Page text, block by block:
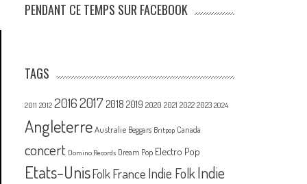
PENDANT CE TEMPS SUR FACEBOOK
TAGS
2011 2012 20162017 2018 2019 2020 2021 2022 2023 2024
Angleterre Australie Beggars Britpop Canada
concert Domino Records Dream Pop Electro Pop
Etats-UnisFolk France Indie FolkIndie